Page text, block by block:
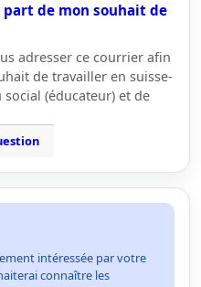
de mon souhait de
adresser ce courrier afin
de travailler en suisse-
(éducateur) et de
intéressée par votre
connaître les